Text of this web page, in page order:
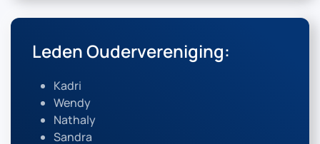
Leden Oudervereniging:
Kadri
Wendy
Nathaly
Sandra